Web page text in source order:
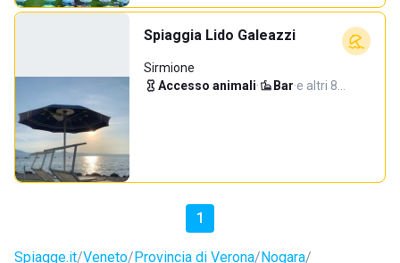
Spiaggia Lido Galeazzi
Sirmione
Accesso animali· Bar·e altri 8…
1
Spiagge.it Veneto Provincia di Verona Nogara